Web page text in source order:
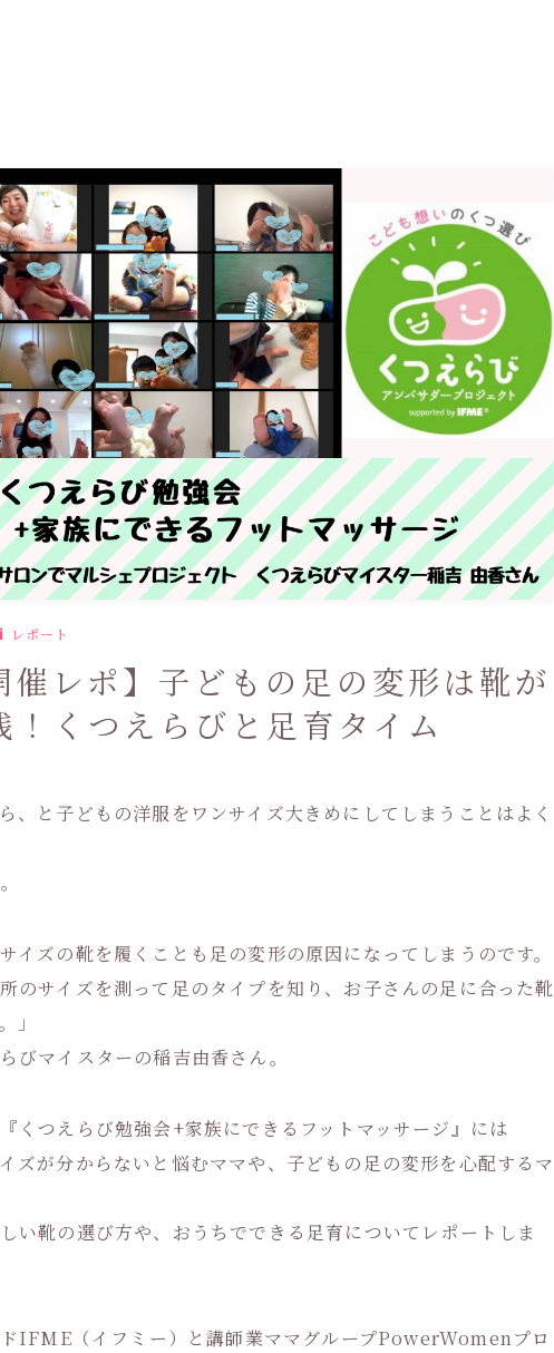
レポート
催レポ】子どもの足の変形は靴が
くつえらびと足育タイム
、と子どもの洋服をワンサイズ大きめにしてしまうことはよく
イズの靴を履くことも足の変形の原因になってしまうのです。
のサイズを測って足のタイプを知り、お子さんの足に合った靴
」
びマイスターの稲吉由香さん。
くつえらび勉強会+家族にできるフットマッサージ』には
ズが分からないと悩むママや、子どもの足の変形を心配するマ
い靴の選び方や、おうちでできる足育についてレポートしま
IFME（イフミー）と講師業ママグループPowerWomenプロ